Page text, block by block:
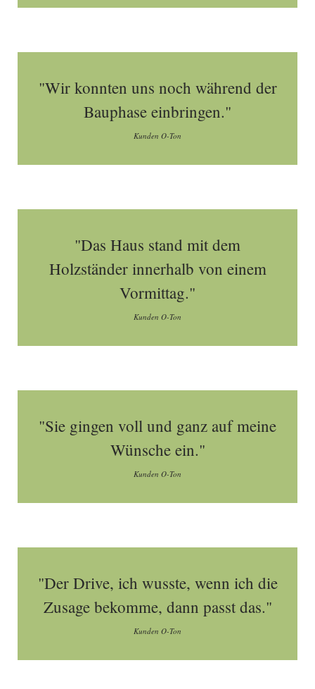
"Wir konnten uns noch während der
Bauphase einbringen."
Kunden O-Ton
"Das Haus stand mit dem
Holzständer innerhalb von einem
Vormittag."
Kunden O-Ton
"Sie gingen voll und ganz auf meine
Wünsche ein."
Kunden O-Ton
"Der Drive, ich wusste, wenn ich die
Zusage bekomme, dann passt das."
Kunden O-Ton